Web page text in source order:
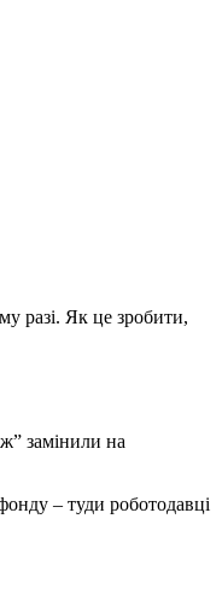
разі. Як це зробити,
замінили на
– туди роботодавці